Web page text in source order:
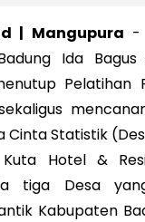
| Mangupura -
Ida Bagus
Pelatihan
Cinta Statistik
Hotel &
tiga Desa
Kabupaten